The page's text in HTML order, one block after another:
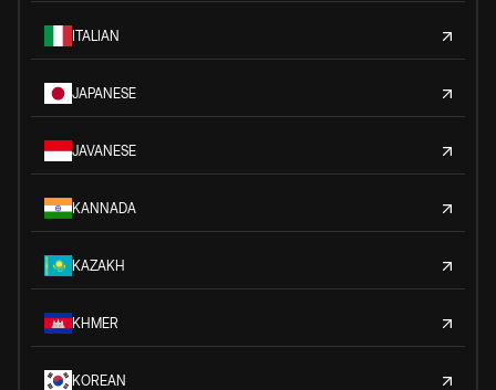
ITALIAN
JAPANESE
JAVANESE
KANNADA
KAZAKH
KHMER
KOREAN